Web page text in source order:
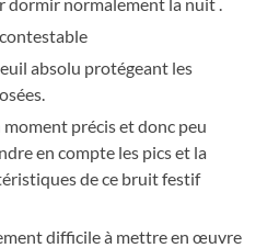
absolu protégeant les
moment précis et donc peu
en compte les pics et la
de ce bruit festif
difficile à mettre en œuvre